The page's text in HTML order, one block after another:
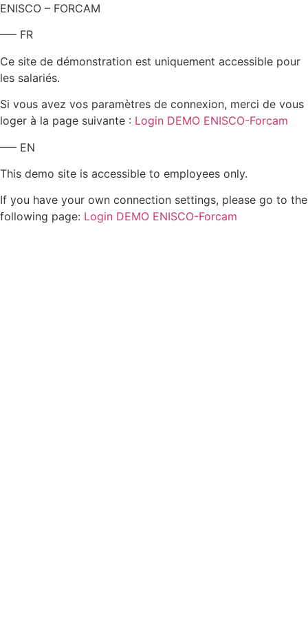
ENISCO – FORCAM
—– FR
Ce site de démonstration est uniquement accessible pour
les salariés.
Si vous avez vos paramètres de connexion, merci de vous
loger à la page suivante : Login DEMO ENISCO-Forcam
—– EN
This demo site is accessible to employees only.
If you have your own connection settings, please go to the
following page: Login DEMO ENISCO-Forcam